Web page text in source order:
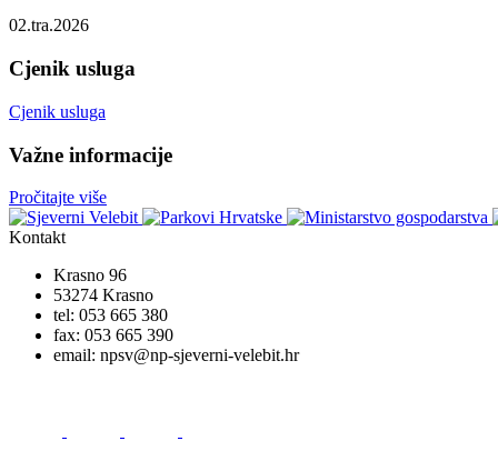
02.tra.2026
Cjenik usluga
Cjenik usluga
Važne informacije
Pročitajte više
Kontakt
Krasno 96
53274 Krasno
tel: 053 665 380
fax: 053 665 390
email: npsv@np-sjeverni-velebit.hr